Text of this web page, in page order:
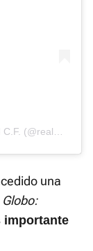
Una publicación compartida por Real Madrid C.F. (@realmadridfem)
una
Globo:
importante